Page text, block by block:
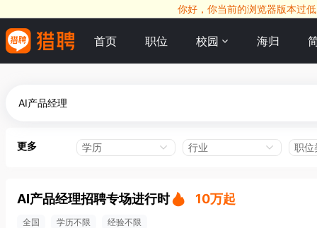
你好，你当前的浏览器版本过
首页 职位 校园 海归
更多 学历 行业 职位
AI产品经理招聘专场进行时 10万起
全国 学历不限 经验不限